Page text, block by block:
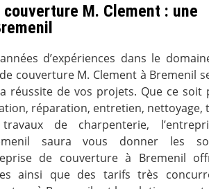
M. Clement : une
d’expériences dans le
couverture M. Clement à Bremenil
réussite de vos projets. Que ce soit
réparation, entretien, nettoyage,
de charpenterie,
saura vous donner les
de couverture à Bremenil
ainsi que des tarifs très